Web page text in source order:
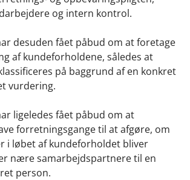
og intern kontrol.
desuden fået påbud om at foretage
af kundeforholdene, således at
på baggrund af en konkret
vurdering.
ligeledes fået påbud om at
forretningsgange til at afgøre, om
i løbet af kundeforholdet bliver
nære samarbejdspartnere til en
person.